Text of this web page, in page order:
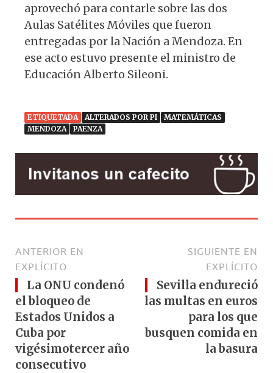
aprovechó para contarle sobre las dos
Aulas Satélites Móviles que fueron
entregadas por la Nación a Mendoza. En
ese acto estuvo presente el ministro de
Educación Alberto Sileoni.
ETIQUETADA ALTERADOS POR PI
MATEMÁTICAS
MENDOZA
PAENZA
ANTERIOR EN
EXPLÍCITO
La ONU condenó
el bloqueo de
Estados Unidos a
Cuba por
vigésimotercer año
consecutivo
SIGUIENTE EN
EXPLÍCITO
Sevilla endureció
las multas en euros
para los que
busquen comida en
la basura